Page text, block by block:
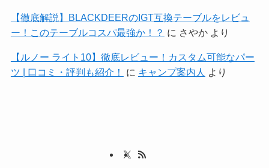
【徹底解説】BLACKDEERのIGT互換テーブルをレビュ
ー！このテーブルコスパ最強か！？ に さやかより
【ルノー ライト10】徹底レビュー！カスタム可能なパー
ツ | 口コミ・評判も紹介！
に キャンプ案内人 より